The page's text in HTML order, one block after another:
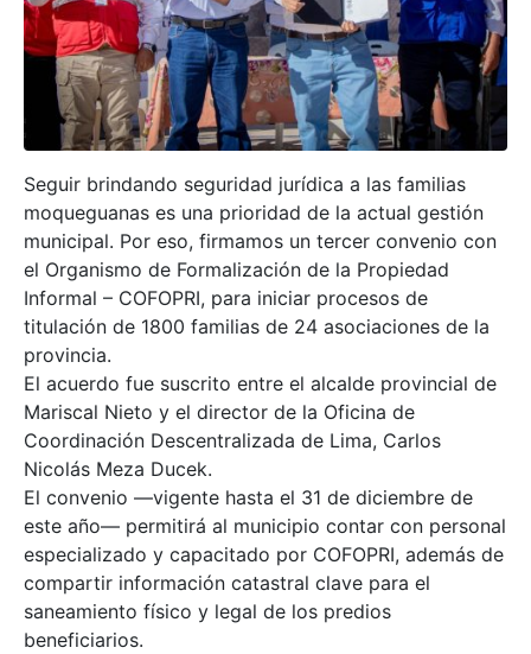
Seguir brindando seguridad jurídica a las familias
moqueguanas es una prioridad de la actual gestión
municipal. Por eso, firmamos un tercer convenio con
el Organismo de Formalización de la Propiedad
Informal – COFOPRI, para iniciar procesos de
titulación de 1800 familias de 24 asociaciones de la
provincia.
El acuerdo fue suscrito entre el alcalde provincial de
Mariscal Nieto y el director de la Oficina de
Coordinación Descentralizada de Lima, Carlos
Nicolás Meza Ducek.
El convenio —vigente hasta el 31 de diciembre de
este año— permitirá al municipio contar con personal
especializado y capacitado por COFOPRI, además de
compartir información catastral clave para el
saneamiento físico y legal de los predios
beneficiarios.